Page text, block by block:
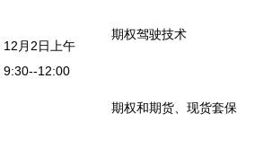
12月2日上午
9:30--12:00
期权驾驶技术
期权和期货、现货套保